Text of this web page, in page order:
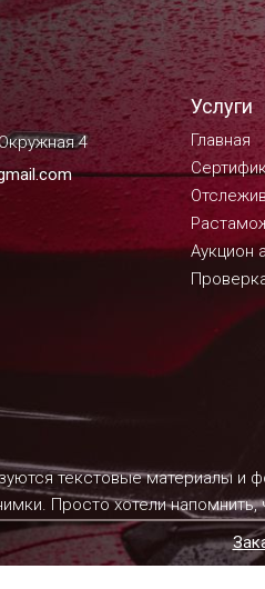
4
Услуги
Главная
Аукцион
текстовые материалы
Просто хотели